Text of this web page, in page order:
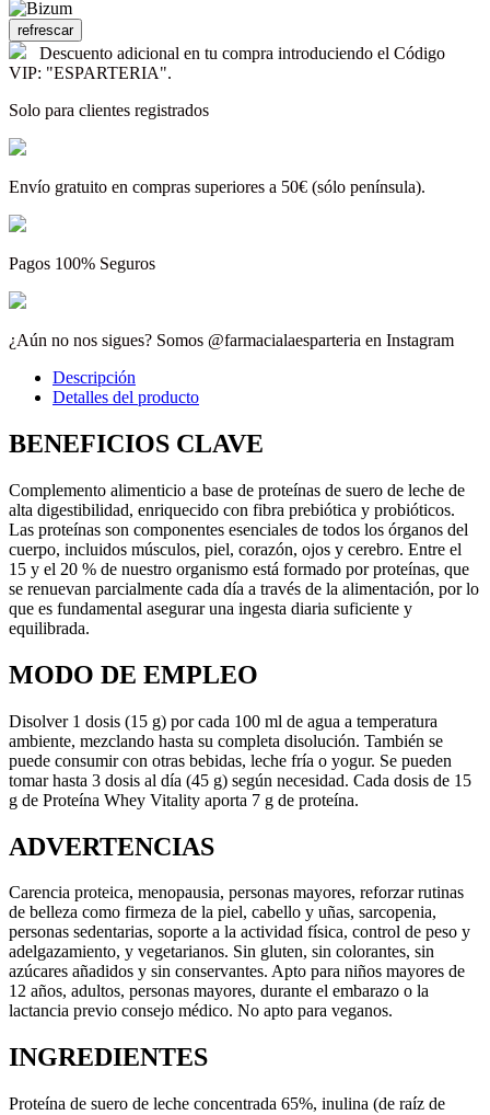
Descuento adicional en tu compra introduciendo el Código
VIP: "ESPARTERIA".
Solo para clientes registrados
Envío gratuito en compras superiores a 50€ (sólo península).
Pagos 100% Seguros
¿Aún no nos sigues? Somos @farmacialaesparteria en Instagram
Descripción
Detalles del producto
BENEFICIOS CLAVE
Complemento alimenticio a base de proteínas de suero de leche de
alta digestibilidad, enriquecido con fibra prebiótica y probióticos.
Las proteínas son componentes esenciales de todos los órganos del
cuerpo, incluidos músculos, piel, corazón, ojos y cerebro. Entre el
15 y el 20 % de nuestro organismo está formado por proteínas, que
se renuevan parcialmente cada día a través de la alimentación, por lo
que es fundamental asegurar una ingesta diaria suficiente y
equilibrada.
MODO DE EMPLEO
Disolver 1 dosis (15 g) por cada 100 ml de agua a temperatura
ambiente, mezclando hasta su completa disolución. También se
puede consumir con otras bebidas, leche fría o yogur. Se pueden
tomar hasta 3 dosis al día (45 g) según necesidad. Cada dosis de 15
g de Proteína Whey Vitality aporta 7 g de proteína.
ADVERTENCIAS
Carencia proteica, menopausia, personas mayores, reforzar rutinas
de belleza como firmeza de la piel, cabello y uñas, sarcopenia,
personas sedentarias, soporte a la actividad física, control de peso y
adelgazamiento, y vegetarianos. Sin gluten, sin colorantes, sin
azúcares añadidos y sin conservantes. Apto para niños mayores de
12 años, adultos, personas mayores, durante el embarazo o la
lactancia previo consejo médico. No apto para veganos.
INGREDIENTES
Proteína de suero de leche concentrada 65%, inulina (de raíz de